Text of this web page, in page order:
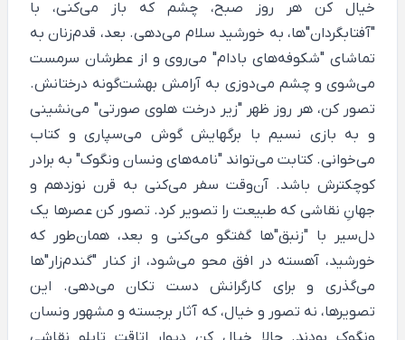
خیال کن هر روز صبح، چشم که باز می‌کنی، با
"آفتابگردان"ها، به خورشید سلام می‌دهی. بعد، قدم‌زنان به
تماشای "شکوفه‌های بادام" می‌روی و از عطرشان سرمست
می‌شوی و چشم می‌دوزی به آرامش بهشت‌گونه درختانش.
تصور کن، هر روز ظهر "زیر درخت هلوی صورتی" می‌نشینی
و به بازی نسیم با برگ‎هایش گوش ‌می‌سپاری و کتاب
می‌خوانی. کتابت می‌تواند "نامه‌های ونسان ونگوک" به برادر
کوچکترش باشد. آن‌وقت سفر می‌کنی به قرن نوزدهم و
جهانِ نقاشی که طبیعت را تصویر کرد. تصور کن عصرها یک
دل‌سیر با "زنبق"ها گفتگو می‌کنی و بعد، همان‌طور که
خورشید، آهسته در افق محو می‌شود، از کنار "گندم‌زار"ها
می‌گذری و برای کارگرانش دست تکان می‌دهی. این
تصویرها، نه تصور و خیال، که آثار برجسته و مشهور ونسان